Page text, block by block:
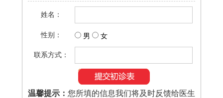
姓名：
性别： 男 女
联系方式：
温馨提示： 您所填的信息我们将及时反馈给医生